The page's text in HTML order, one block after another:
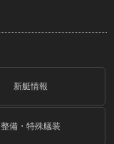
新艇情報
整備・特殊艤装